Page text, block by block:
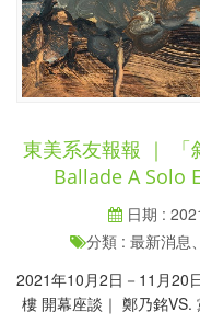
東美系友報報 ｜ 「
Ballade A Solo
日期 :
分類 : 最新消息
2021年10月2日－11月20
樓 開幕座談｜ 鄭乃銘